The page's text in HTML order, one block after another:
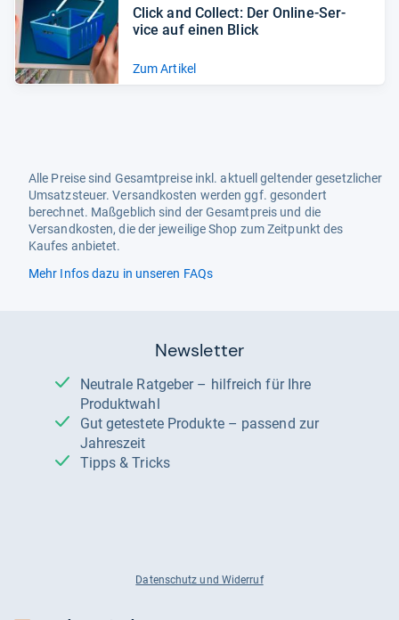
Click and Col­lect: Der Online-​Ser­
vice auf einen Blick
Zum Artikel
Alle Preise sind Gesamtpreise inkl. aktuell geltender gesetzlicher
Umsatzsteuer. Versandkosten werden ggf. gesondert
berechnet. Maßgeblich sind der Gesamtpreis und die
Versandkosten, die der jeweilige Shop zum Zeitpunkt des
Kaufes anbietet.
Mehr Infos dazu in unseren FAQs
Newsletter
Neutrale Ratgeber – hilfreich für Ihre
Produktwahl
Gut getestete Produkte – passend zur
Jahreszeit
Tipps & Tricks
Datenschutz und Widerruf